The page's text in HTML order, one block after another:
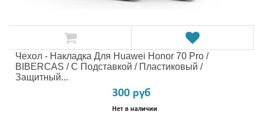
Чехол - Накладка Для Huawei Honor 70 Pro /
BIBERCAS / С Подставкой / Пластиковый /
Защитный...
300 руб
Нет в наличии